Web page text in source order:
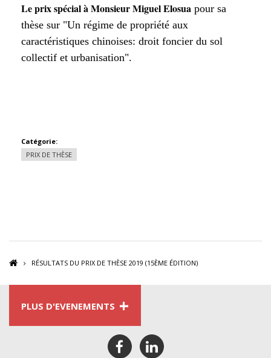
Le prix spécial à Monsieur Miguel Elosua pour sa
thèse sur "Un régime de propriété aux
caractéristiques chinoises: droit foncier du sol
collectif et urbanisation".
Catégorie:
PRIX DE THÈSE
RÉSULTATS DU PRIX DE THÈSE 2019 (15ÈME ÉDITION)
PLUS D'EVENEMENTS +
facebooklinkedin